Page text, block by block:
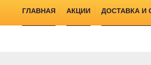
ГЛАВНАЯ АКЦИИ ДОСТАВКА И